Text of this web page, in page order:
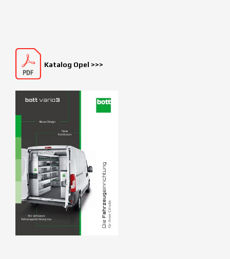
Katalog Opel >>>